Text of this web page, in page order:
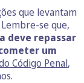
que levantam
se que,
deve repassar
um
Código Penal,